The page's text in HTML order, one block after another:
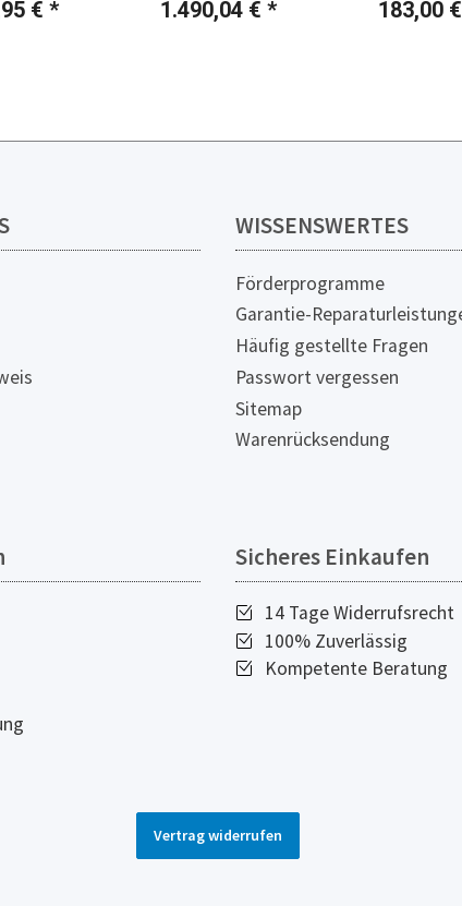
M-WRG-II
€ *
Dezentral M-WRG-II
1.490,04 € * 183,00
WISSENSWERTES
Förderprogramme
Garantie-
Häufig gestellte Fragen
Passwort vergessen
Sitemap
Warenrücksendung
Sicheres Einkaufen
14 Tage Widerrufsrecht
100% Zuverlässig
Kompetente Beratung
Vertrag widerrufen